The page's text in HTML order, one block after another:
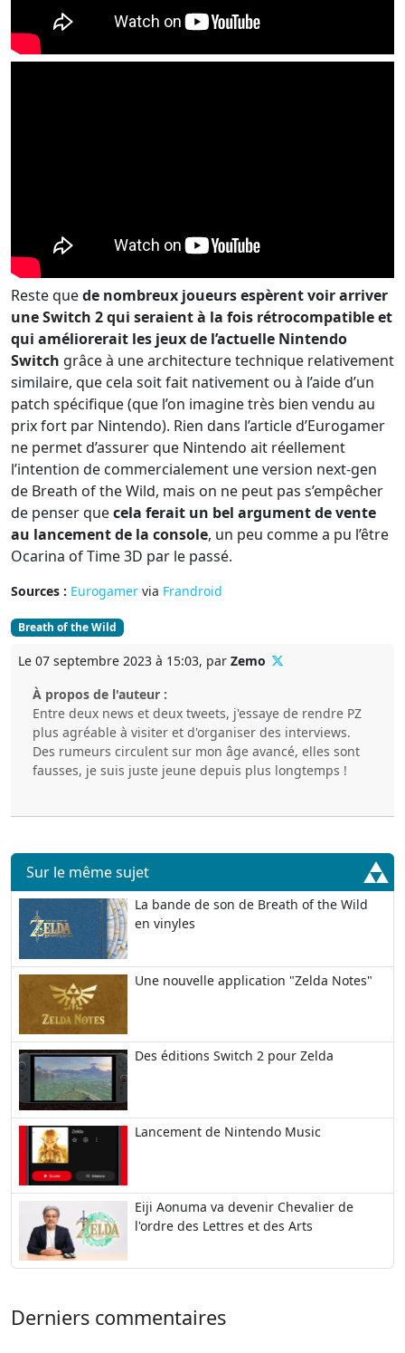
Reste quede nombreux joueurs espèrent voir arriver
une Switch 2 qui seraient à la fois rétrocompatible et
qui améliorerait les jeux de l’actuelle Nintendo
Switch grâce à une architecture technique relativement
similaire, que cela soit fait nativement ou à l’aide d’un
patch spécifique (que l’on imagine très bien vendu au
prix fort par Nintendo). Rien dans l’article d’Eurogamer
ne permet d’assurer que Nintendo ait réellement
l’intention de commercialement une version next-gen
de Breath of the Wild, mais on ne peut pas s’empêcher
de penser quecela ferait un bel argument de vente
au lancement de la console, un peu comme a pu l’être
Ocarina of Time 3D par le passé.
Sources : Eurogamer via Frandroid
Breath of the Wild
Le 07 septembre 2023 à 15:03, par Zemo
À propos de l'auteur :
Entre deux news et deux tweets, j'essaye de rendre PZ
plus agréable à visiter et d'organiser des interviews.
Des rumeurs circulent sur mon âge avancé, elles sont
fausses, je suis juste jeune depuis plus longtemps !
Sur le même sujet
La bande de son de Breath of the Wild
en vinyles
Une nouvelle application "Zelda Notes"
Des éditions Switch 2 pour Zelda
Lancement de Nintendo Music
Eiji Aonuma va devenir Chevalier de
l'ordre des Lettres et des Arts
Derniers commentaires